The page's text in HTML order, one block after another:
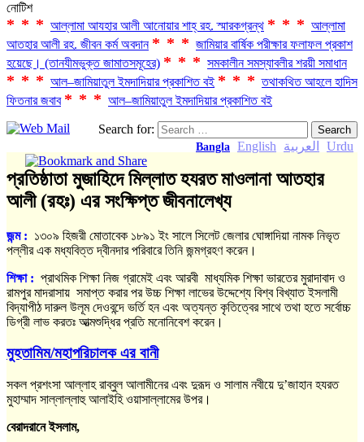
নোটিশ
*** আল্লামা আযহার আলী আনোয়ার শাহ্‌ রহ. স্মারকগ্রন্থ *** আল্লামা
আতহার আলী রহ. জীবন কর্ম অবদান *** জামিয়ার বার্ষিক পরীক্ষার ফলাফল প্রকাশ
হয়েছে। (তানযীমভুক্ত জামাতসমূহের) *** সমকালীন সমস্যাবলীর শরয়ী সমাধান
*** আল–জামিয়াতুল ইমদাদিয়ার প্রকাশিত বই ***তথাকথিত আহলে হাদিস
ফিতনার জবাব *** আল–জামিয়াতুল ইমদাদিয়ার প্রকাশিত বই
Search for:
Bangla English العربية Urdu
প্রতিষ্ঠাতা মুজাহিদে মিল্লাত হযরত মাওলানা আতহার
আলী (রহঃ) এর সংক্ষিপ্ত জীবনালেখ্য
জন্ম : ১৩০৯ হিজরী মোতাবেক ১৮৯১ ইং সালে সিলেট জেলার ঘোঙ্গাদিয়া নামক নিভৃত
পল্লীর এক মধ্যবিত্ত দ্বীনদার পরিবারে তিনি জন্মগ্রহণ করেন।
শিক্ষা: প্রাথমিক শিক্ষা নিজ গ্রামেই এবং আরবী মাধ্যমিক শিক্ষা ভারতের মুরাদাবাদ ও
রামপুর মাদরাসায় সমাপ্ত করার পর উচ্চ শিক্ষা লাভের উদ্দেশ্যে বিশ্ব বিখ্যাত ইসলামী
বিদ্যাপীঠ দারুল উলূম দেওবন্দে ভর্তি হন এবং অত্যন্ত কৃতিত্বের সাথে তথা হতে সর্বোচ্চ
ডিগ্রী লাভ করতঃ আত্মশুদ্ধির প্রতি মনোনিবেশ করেন।
মুহতামিম/মহাপরিচালক এর বানী
সকল প্রশংসা আল্লাহ রাব্বুল আলামীনের এবং দুরূদ ও সালাম নবীয়ে দু’জাহান হযরত
মুহাম্মাদ সাল্লাল্লাহু আলাইহি ওয়াসাল্লামের উপর।
বেরাদরানে ইসলাম,